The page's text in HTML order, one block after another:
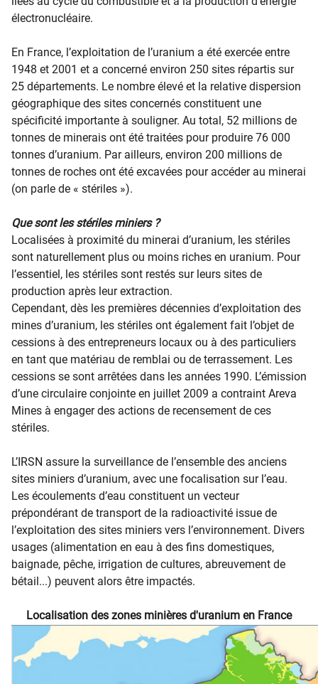
électronucléaire.
En France, l’exploitation de l’uranium a été exercée entre
1948 et 2001 et a concerné environ 250 sites répartis sur
25 départements. Le nombre élevé et la relative dispersion
géographique des sites concernés constituent une
spécificité importante à souligner. Au total, 52 millions de
tonnes de minerais ont été traitées pour produire 76 000
tonnes d’uranium. Par ailleurs, environ 200 millions de
tonnes de roches ont été excavées pour accéder au minerai
(on parle de « stériles »).
​Que sont les stériles miniers ?
Localisées à proximité du minerai d’uranium, les stériles
sont naturellement plus ou moins riches en uranium. Pour
l’essentiel, les stériles sont restés sur leurs sites de
production après leur extraction.
Cependant, dès les premières décennies d’exploitation des
mines d’uranium, les stériles ont également fait l’objet de
cessions à des entrepreneurs locaux ou à des particuliers
en tant que matériau de remblai ou de terrassement. Les
cessions se sont arrêtées dans les années 1990. L’émission
d’une circulaire conjointe en juillet 2009 a contraint Areva
Mines à engager des actions de recensement de ces
stériles.
L’IRSN assure la surveillance de l’ensemble des anciens
sites miniers d’uranium, avec une focalisation sur l’eau.
Les écoulements d’eau constituent un vecteur
prépondérant de transport de la radioactivité issue de
l’exploitation des sites miniers vers l’environnement. Divers
usages (alimentation en eau à des fins domestiques,
baignade, pêche, irrigation de cultures, abreuvement de
bétail...) peuvent alors être impactés.
Localisation des zones minières d'uranium en France